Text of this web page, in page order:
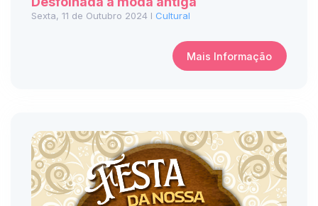
Sexta, 11 de Outubro 2024 I Cultural
Mais Informação